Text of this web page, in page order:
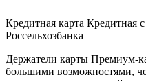
Кредитная карта Кредитная
Россельхозбанка
Держатели карты Премиум-
большими возможностями,